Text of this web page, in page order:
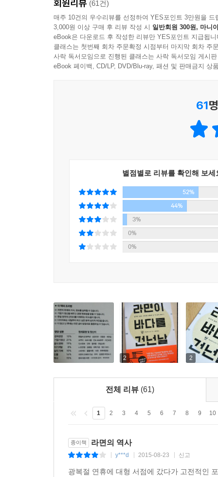
악하는 일이 중요하다고 생각합니다.” --- p.102
전중윤은 끝내 인간의 강인한 의지가 승리하리
돌이에 휘말려 덧없이 사라져버릴 수밖에 없는
자신을 지탱해준 많은 사람들과의 만남 속에서 길
“설령 아무리 뛰어난 제품을 내놓았더라도 시대
척해도 이 세상에 나와 똑같은 생각을 하는 사람
4 다이어트는 내일부터 하고 싶은 분께 심리적 위
5 다 읽고 난 후에는 라면 냄비 받침대로 활용하실
한국인이 가장 사랑하는 소울푸드!
라면은 어떻게 우리에게 왔을까? 알고 먹자, 라면!
알고 먹는 걸까? 한국식 라면의 시초가 된 ‘라
고故 전중윤 회장과 일본의 묘조식품의 창업자
한국 삼양식품의 전중윤 회장과 일본 묘조식품의
『라면이 바다를 건넌 날』(21세기북스)은 한
이야기를 담은 책이다. 이 책의 저자 무라야마 도
한국과 일본의 라면이 어떻게 시작되었는지를
개선’이라는 공공의 사명을 지향하는 두 사람의
_ 전중윤
한국인보다 한국을 더 잘 아는 일본인이 쓴, 한국
꼬일 대로 꼬인 한일관계, 라면처럼 술술 풀리기를
우정을 되새기는 계기가 되기를 바라며 이 책
사진촬영에 동행했다. 더불어, 라면이 우리나라
문화사’에 대한 인문학적 고찰까지 담아냈다. 라
받침대 삼아 라면 하나 끓여 먹길 권한다.
키워드로 보는 책
회원리뷰 (61건)
매주 10건의 우수리뷰를 선정하여 YES포인트 3만원을 드
3,000원 이상 구매 후 리뷰 작성 시 일반회원 300원, 마니
eBook은 다운로드 후 작성한 리뷰만 YES포인트 지급됩니
클래스는 첫번째 회차 주문확정 시점부터 마지막 회차 주
사락 독서모임으로 진행된 클래스는 사락 독서모임 게시
eBook 페이백, CD/LP, DVD/Blu-ray, 패션 및 판매금지 상
61
별점별로 리뷰를 확인해 보세
52%
44%
3%
0%
0%
2 2
전체 리뷰 (61)
1 2 3 4 5 6 7 8 9 10
종이책 라면의 역사
y***d 2015-08-23 신고
광복절 연휴에 대형 서점에 갔다가 고전적인